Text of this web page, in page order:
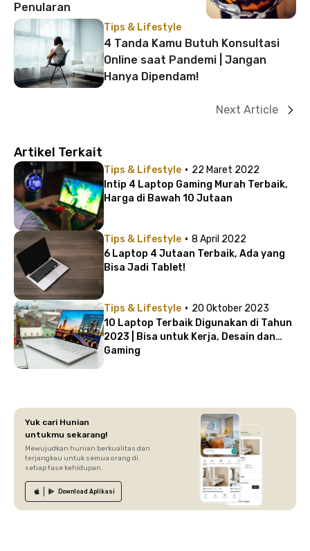
Penularan
Tips & Lifestyle
4 Tanda Kamu Butuh Konsultasi
Online saat Pandemi | Jangan
Hanya Dipendam!
Next Article
Artikel Terkait
Tips & Lifestyle · 22 Maret 2022
Intip 4 Laptop Gaming Murah Terbaik,
Harga di Bawah 10 Jutaan
Tips & Lifestyle · 8 April 2022
6 Laptop 4 Jutaan Terbaik, Ada yang
Bisa Jadi Tablet!
Tips & Lifestyle · 20 Oktober 2023
10 Laptop Terbaik Digunakan di Tahun
2023 | Bisa untuk Kerja, Desain dan
Gaming
Yuk cari Hunian
untukmu sekarang!
Mewujudkan hunian berkualitas dan
terjangkau untuk semua orang di
setiap fase kehidupan.
Download Aplikasi